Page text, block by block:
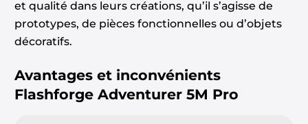
et qualité dans leurs créations, qu’il s’agisse de
prototypes, de pièces fonctionnelles ou d’objets
décoratifs.
Avantages et inconvénients
Flashforge Adventurer 5M Pro